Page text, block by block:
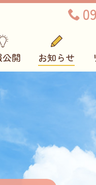
開 お知らせ